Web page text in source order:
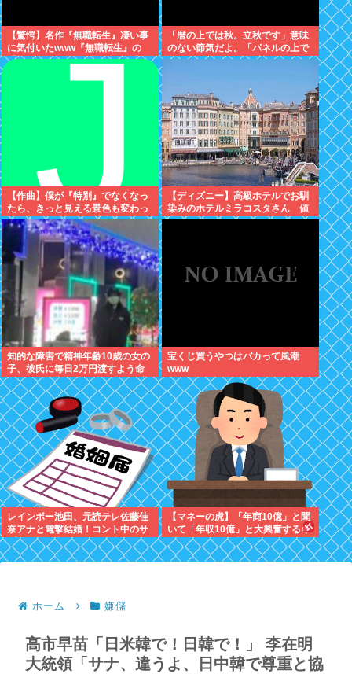
【驚愕】名作『無職転生』凄い事
に気付いたwww『無職転生』の
「ロキシー」とかいう奴…可愛い
「暦の上では秋。立秋です」意味
のない節気だよ。「パネルの上で
は19」みたいな風俗嬢かよ
【作曲】僕が『特別』でなくなっ
たら、きっと見える景色も変わっ
てしまう。⋯だから曖昧でいい。
どうか、白黒ハッキリさせないで
【ディズニー】高級ホテルでお馴
染みのホテルミラコスタさん 値
上げして改悪していたことがバレ
知的な障害で精神年齢10歳の女の
子、彼氏に毎日2万円渡すよう命
じられ、暴力を恐れ連日売春。客
の82歳を殺害し逮捕
宝くじ買うやつはバカって風潮
www
レインボー池田、元読テレ佐藤佳
奈アナと電撃結婚！コント中のサ
プライズ発表にジャンボ大パニッ
ク
【マネーの虎】「年商10億」と聞
いて「年収10億」と大興奮するキ
ッズに教えたい大人のリアル
ホーム 嫌儲
高市早苗「日米韓で！日韓で！」 李在明
大統領「サナ、違うよ、日中韓で尊重と協